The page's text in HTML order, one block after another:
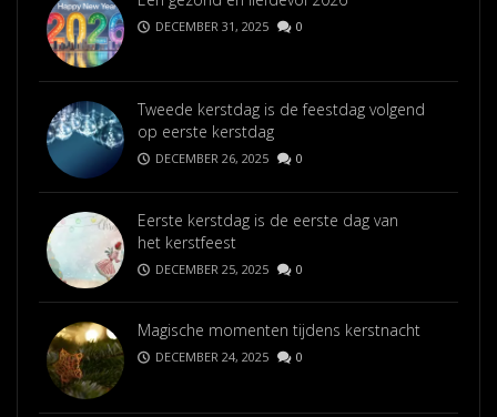
DECEMBER 31, 2025 0
Tweede kerstdag is de feestdag volgend
op eerste kerstdag
DECEMBER 26, 2025 0
Eerste kerstdag is de eerste dag van
het kerstfeest
DECEMBER 25, 2025 0
Magische momenten tijdens kerstnacht
DECEMBER 24, 2025 0